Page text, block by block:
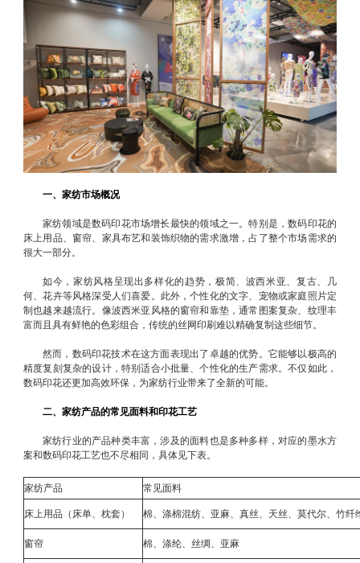
一、家纺市场概况
家纺领域是数码印花市场增长最快的领域之一。特别是，数码印花的
床上用品、窗帘、家具布艺和装饰织物的需求激增，占了整个市场需求的
很大一部分。
如今，家纺风格呈现出多样化的趋势，极简、波西米亚、复古、几
何、花卉等风格深受人们喜爱。此外，个性化的文字、宠物或家庭照片定
制也越来越流行。像波西米亚风格的窗帘和靠垫，通常图案复杂、纹理丰
富而且具有鲜艳的色彩组合，传统的丝网印刷难以精确复制这些细节。
然而，数码印花技术在这方面表现出了卓越的优势。它能够以极高的
精度复刻复杂的设计，特别适合小批量、个性化的生产需求。不仅如此，
数码印花还更加高效环保，为家纺行业带来了全新的可能。
二、家纺产品的常见面料和印花工艺
家纺行业的产品种类丰富，涉及的面料也是多种多样，对应的墨水方
案和数码印花工艺也不尽相同，具体见下表。
家纺产品 常见面料
床上用品（床单、枕套） 棉、涤棉混纺、亚麻、真丝、天丝、莫代尔、竹纤
窗帘 棉、涤纶、丝绸、亚麻